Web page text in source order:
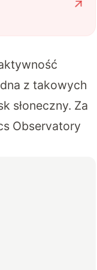
z takowych
słoneczny. Za
Observatory